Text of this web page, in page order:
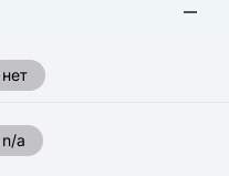
нет
n/a